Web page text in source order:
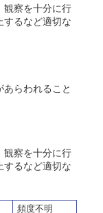
観察を十分に行
するなど適切な
らわれること
観察を十分に行
するなど適切な
頻度不明